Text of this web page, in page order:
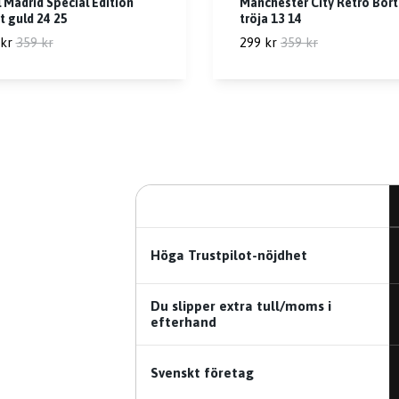
guld 24 25
359 kr
tröja 13 14
299 kr 359 kr
Höga Trustpilot-nöjdhet
Du slipper extra tull/moms i
efterhand
Svenskt företag